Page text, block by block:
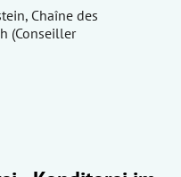
Chaîne des
(Conseiller